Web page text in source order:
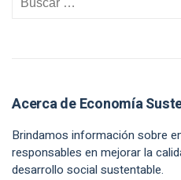
Acerca de Economía
Brindamos información sobre
responsables en mejorar la
desarrollo social sustentable.